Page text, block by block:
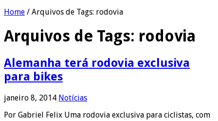
Home / Arquivos de Tags: rodovia
Arquivos de Tags: rodovia
Alemanha terá rodovia exclusiva
para bikes
janeiro 8, 2014 Notícias
Por Gabriel Felix Uma rodovia exclusiva para ciclistas, com